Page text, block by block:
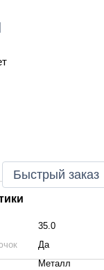
Быстрый заказ
35.0
Да
Металл